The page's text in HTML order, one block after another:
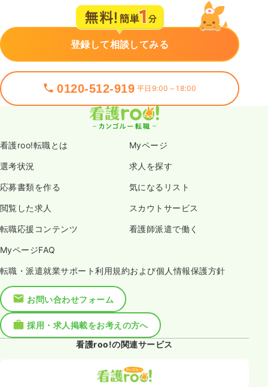
登録して相談してみる
0120-512-919 平日9:00～18:00
看護roo!転職とは Myページ
選考状況 求人を探す
応募書類を作る 気になるリスト
閲覧した求人 スカウトサービス
転職応援コンテンツ 看護師派遣で働く
MyページFAQ
転職・派遣就業サポート利用規約および個人情報保護方針
お問い合わせフォーム
採用・求人掲載をお考えの方へ
看護roo!の関連サービス